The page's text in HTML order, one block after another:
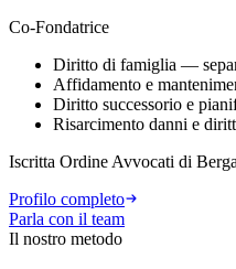
Co-Fondatrice
Diritto di famiglia —
Affidamento e
Diritto successorio e
Risarcimento danni e
Iscritta Ordine Avvocati di
Profilo completo
Parla con il team
Il nostro metodo